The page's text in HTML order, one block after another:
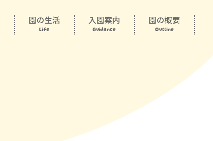
園の生活
Life
入園案内
Guidance
園の概要
Outline